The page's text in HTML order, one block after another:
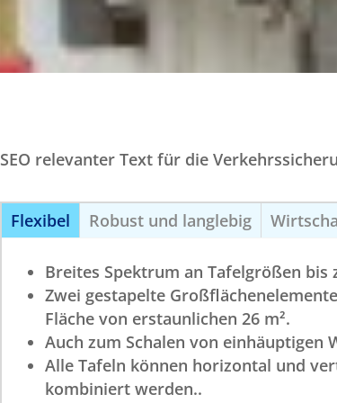
SEO relevanter Text für die
Flexibel Robust und langlebig
Breites Spektrum an Tafelgrößen bis
Zwei gestapelte
Fläche von erstaunlichen 26 m².
Auch zum Schalen von einhäuptigen
Alle Tafeln können horizontal und
kombiniert werden..